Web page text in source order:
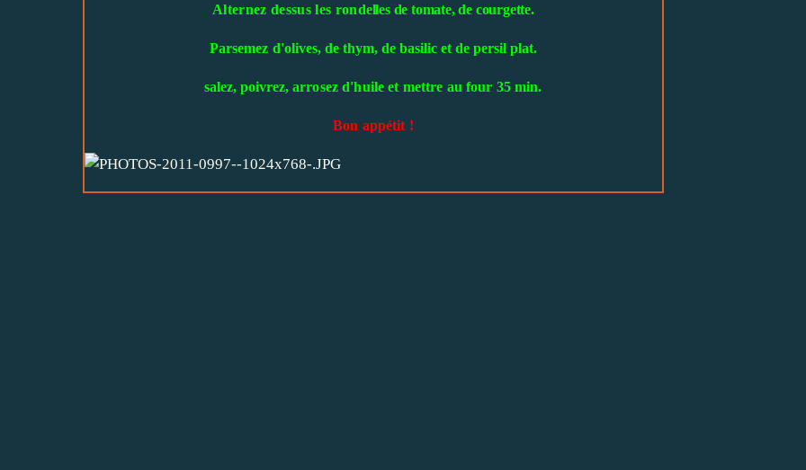
Alternez dessus les rondelles de tomate, de courgette.
Parsemez d'olives, de thym, de basilic et de persil plat.
salez, poivrez, arrosez d'huile et mettre au four 35 min.
Bon appétit !